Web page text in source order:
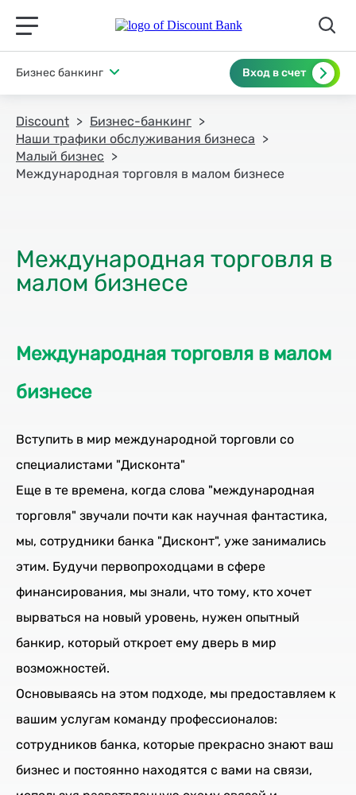
תפריט ראשי לנייד
Бизнес банкинг Вход в счет
Discount
Бизнес-банкинг
Наши трафики обслуживания бизнеса
Малый бизнес
Международная торговля в малом бизнесе
Международная торговля в
Международная торговля в малом
бизнесе
Вступить в мир международной торговли со
специалистами "Дисконта"
Еще в те времена, когда слова "международная
торговля" звучали почти как научная фантастика,
мы, сотрудники банка "Дисконт", уже занимались
этим. Будучи первопроходцами в сфере
финансирования, мы знали, что тому, кто хочет
вырваться на новый уровень, нужен опытный
банкир, который откроет ему дверь в мир
возможностей.
Основываясь на этом подходе, мы предоставляем к
вашим услугам команду профессионалов:
сотрудников банка, которые прекрасно знают ваш
бизнес и постоянно находятся с вами на связи,